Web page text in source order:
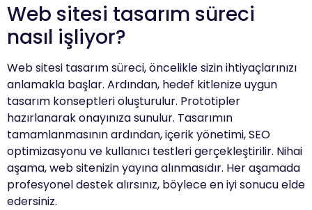
Web sitesi tasarım süreci
nasıl işliyor?
Web sitesi tasarım süreci, öncelikle sizin ihtiyaçlarınızı
anlamakla başlar. Ardından, hedef kitlenize uygun
tasarım konseptleri oluşturulur. Prototipler
hazırlanarak onayınıza sunulur. Tasarımın
tamamlanmasının ardından, içerik yönetimi, SEO
optimizasyonu ve kullanıcı testleri gerçekleştirilir. Nihai
aşama, web sitenizin yayına alınmasıdır. Her aşamada
profesyonel destek alırsınız, böylece en iyi sonucu elde
edersiniz.